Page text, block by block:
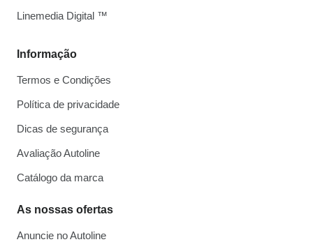
Informação
Termos e Condições
Política de privacidade
Dicas de segurança
Avaliação Autoline
Catálogo da marca
As nossas ofertas
Anuncie no Autoline
Linemedia Digital ™